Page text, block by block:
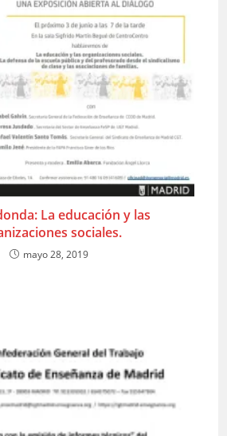
La educación y las
sociales.
mayo 28, 2019